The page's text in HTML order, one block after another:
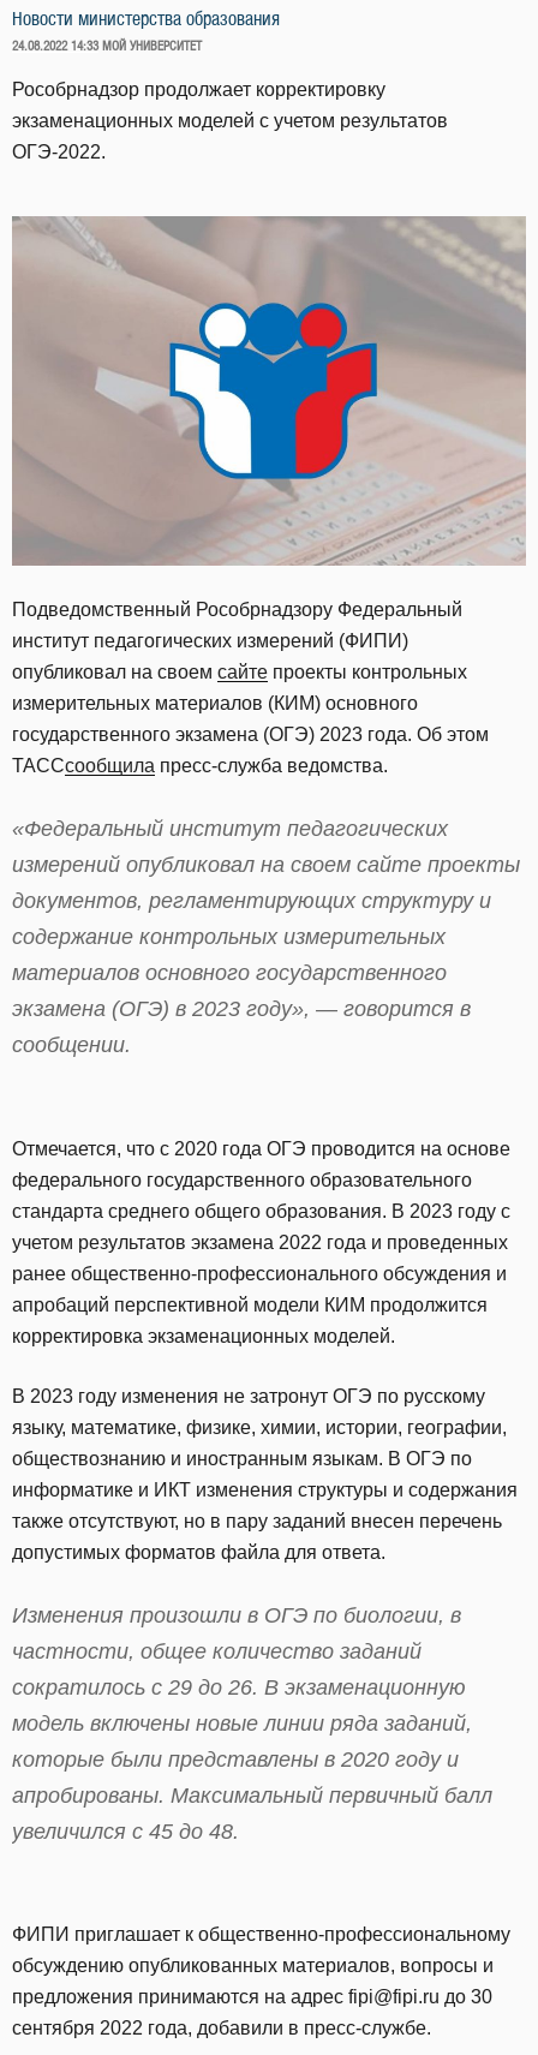
Новости министерства образования
ОПУБЛИКОВАНО
24.08.2022 14:33 МОЙ УНИВЕРСИТЕТ
Рособрнадзор продолжает корректировку
экзаменационных моделей с учетом результатов
ОГЭ-2022.
Подведомственный Рособрнадзору Федеральный
институт педагогических измерений (ФИПИ)
опубликовал на своем сайте проекты контрольных
измерительных материалов (КИМ) основного
государственного экзамена (ОГЭ) 2023 года. Об этом
ТАССсообщила пресс-служба ведомства.
«Федеральный институт педагогических
измерений опубликовал на своем сайте проекты
документов, регламентирующих структуру и
содержание контрольных измерительных
материалов основного государственного
экзамена (ОГЭ) в 2023 году», — говорится в
сообщении.
Отмечается, что с 2020 года ОГЭ проводится на основе
федерального государственного образовательного
стандарта среднего общего образования. В 2023 году с
учетом результатов экзамена 2022 года и проведенных
ранее общественно-профессионального обсуждения и
апробаций перспективной модели КИМ продолжится
корректировка экзаменационных моделей.
В 2023 году изменения не затронут ОГЭ по русскому
языку, математике, физике, химии, истории, географии,
обществознанию и иностранным языкам. В ОГЭ по
информатике и ИКТ изменения структуры и содержания
также отсутствуют, но в пару заданий внесен перечень
допустимых форматов файла для ответа.
Изменения произошли в ОГЭ по биологии, в
частности, общее количество заданий
сократилось с 29 до 26. В экзаменационную
модель включены новые линии ряда заданий,
которые были представлены в 2020 году и
апробированы. Максимальный первичный балл
увеличился с 45 до 48.
ФИПИ приглашает к общественно-профессиональному
обсуждению опубликованных материалов, вопросы и
предложения принимаются на адрес fipi@fipi.ru до 30
сентября 2022 года, добавили в пресс-службе.